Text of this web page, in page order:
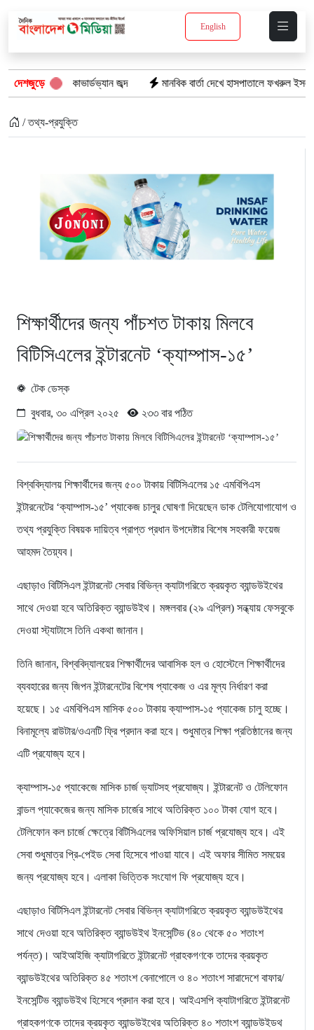
English
দেশজুড়ে
দুই কাভার্ডভ্যান জব্দ মানবিক বার্তা দেখে হাসপাতালে ফখরুল ইসলাম খান
/ তথ্য-প্রযুক্তি
শিক্ষার্থীদের জন্য পাঁচশত টাকায় মিলবে
বিটিসিএলের ইন্টারনেট ‘ক্যাম্পাস-১৫’
টেক ডেস্ক
বুধবার, ৩০ এপ্রিল ২০২৫ ২৩৩ বার পঠিত
বিশ্ববিদ্যালয় শিক্ষার্থীদের জন্য ৫০০ টাকায় বিটিসিএলের ১৫ এমবিপিএস
ইন্টারনেটের ‘ক্যাম্পাস-১৫’ প্যাকেজ চালুর ঘোষণা দিয়েছেন ডাক টেলিযোগাযোগ ও
তথ্য প্রযুক্তি বিষয়ক দায়িত্ব প্রাপ্ত প্রধান উপদেষ্টার বিশেষ সহকারী ফয়েজ
আহমদ তৈয়্যব।
এছাড়াও বিটিসিএল ইন্টারনেট সেবার বিভিন্ন ক্যাটাগরিতে ক্রয়কৃত ব্যান্ডউইথের
সাথে দেওয়া হবে অতিরিক্ত ব্যান্ডউইথ। মঙ্গলবার (২৯ এপ্রিল) সন্ধ্যায় ফেসবুকে
দেওয়া স্ট্যাটাসে তিনি একথা জানান।
তিনি জানান, বিশ্ববিদ্যালয়ের শিক্ষার্থীদের আবাসিক হল ও হোস্টেলে শিক্ষার্থীদের
ব্যবহারের জন্য জিপন ইন্টারনেটের বিশেষ প্যাকেজ ও এর মূল্য নির্ধারণ করা
হয়েছে। ১৫ এমবিপিএস মাসিক ৫০০ টাকায় ক্যাম্পাস-১৫ প্যাকেজ চালু হচ্ছে।
বিনামূল্যে রাউটার/ওএনটি ফ্রি প্রদান করা হবে। শুধুমাত্র শিক্ষা প্রতিষ্ঠানের জন্য
এটি প্রযোজ্য হবে।
ক্যাম্পাস-১৫ প্যাকেজে মাসিক চার্জ ভ্যাটসহ প্রযোজ্য। ইন্টারনেট ও টেলিফোন
বান্ডল প্যাকেজের জন্য মাসিক চার্জের সাথে অতিরিক্ত ১০০ টাকা যোগ হবে।
টেলিফোন কল চার্জে ক্ষেত্রে বিটিসিএলের অফিসিয়াল চার্জ প্রযোজ্য হবে। এই
সেবা শুধুমাত্র প্রি-পেইড সেবা হিসেবে পাওয়া যাবে। এই অফার সীমিত সময়ের
জন্য প্রযোজ্য হবে। এলাকা ভিত্তিক সংযোগ ফি প্রযোজ্য হবে।
এছাড়াও বিটিসিএল ইন্টারনেট সেবার বিভিন্ন ক্যাটাগরিতে ক্রয়কৃত ব্যান্ডউইথের
সাথে দেওয়া হবে অতিরিক্ত ব্যান্ডউইথ ইনসেন্টিভ (৪০ থেকে ৫০ শতাংশ
পর্যন্ত)। আইআইজি ক্যাটাগরিতে ইন্টারনেট গ্রাহকগণকে তাদের ক্রয়কৃত
ব্যান্ডউইথের অতিরিক্ত ৪৫ শতাংশ বেনাপোলে ও ৪০ শতাংশ সারাদেশে বাফার/
ইনসেন্টিভ ব্যান্ডউইথ হিসেবে প্রদান করা হবে। আইএসপি ক্যাটাগরিতে ইন্টারনেট
গ্রাহকগণকে তাদের ক্রয়কৃত ব্যান্ডউইথের অতিরিক্ত ৪০ শতাংশ ব্যান্ডউইডথ